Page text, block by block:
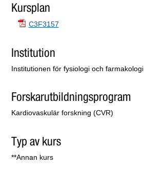
Kursplan
C3F3157
Institution
Institutionen för fysiologi och farmakologi
Forskarutbildningsprogram
Kardiovaskulär forskning (CVR)
Typ av kurs
**Annan kurs